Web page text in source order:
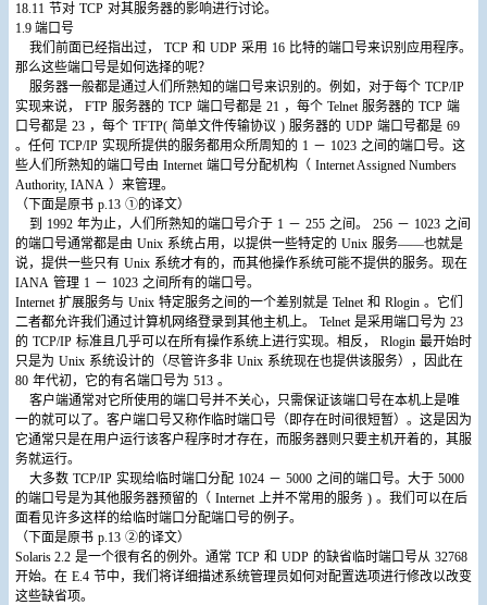
18.11 节对 TCP 对其服务器的影响进行讨论。
1.9 端口号
我们前面已经指出过，
TCP 和 UDP 采用 16 比特的端口号来识别应用程序。
那么这些端口号是如何选择的呢？
服务器一般都是通过人们所熟知的端口号来识别的。例如，对于每个 TCP/IP
实现来说，
FTP 服务器的 TCP 端口号都是 21 ，每个 Telnet 服务器的 TCP 端
口号都是 23 ，每个 TFTP( 简单文件传输协议 ) 服务器的 UDP 端口号都是 69
。任何 TCP/IP 实现所提供的服务都用众所周知的 1 － 1023 之间的端口号。这
些人们所熟知的端口号由 Internet 端口号分配机构（ Internet Assigned Numbers
Authority, IANA ）来管理。
（下面是原书 p.13 ①的译文）
到 1992 年为止，人们所熟知的端口号介于 1 － 255 之间。 256 － 1023 之间
的端口号通常都是由 Unix 系统占用，以提供一些特定的 Unix 服务――也就是
说，提供一些只有 Unix 系统才有的，而其他操作系统可能不提供的服务。现在
IANA 管理 1 － 1023 之间所有的端口号。
Internet 扩展服务与 Unix 特定服务之间的一个差别就是 Telnet 和 Rlogin 。它们
二者都允许我们通过计算机网络登录到其他主机上。
Telnet 是采用端口号为 23
的 TCP/IP 标准且几乎可以在所有操作系统上进行实现。相反， Rlogin 最开始时
只是为 Unix 系统设计的（尽管许多非 Unix 系统现在也提供该服务），因此在
80 年代初，它的有名端口号为 513 。
客户端通常对它所使用的端口号并不关心，只需保证该端口号在本机上是唯
一的就可以了。客户端口号又称作临时端口号（即存在时间很短暂）。这是因为
它通常只是在用户运行该客户程序时才存在，而服务器则只要主机开着的，其服
务就运行。
大多数 TCP/IP 实现给临时端口分配 1024 － 5000 之间的端口号。大于 5000
的端口号是为其他服务器预留的（ Internet 上并不常用的服务 ) 。我们可以在后
面看见许多这样的给临时端口分配端口号的例子。
（下面是原书 p.13 ②的译文）
Solaris 2.2 是一个很有名的例外。通常 TCP 和 UDP 的缺省临时端口号从 32768
开始。在 E.4 节中，我们将详细描述系统管理员如何对配置选项进行修改以改变
这些缺省项。